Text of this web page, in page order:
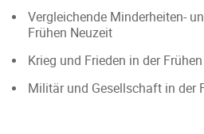
Vergleichende Minderheiten-
Frühen Neuzeit
Krieg und Frieden in der
Militär und Gesellschaft in der